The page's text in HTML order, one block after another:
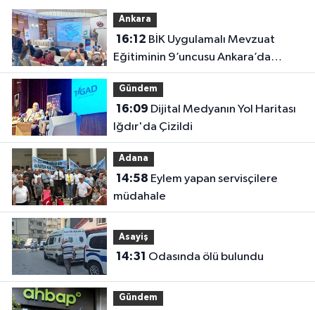
Ankara
16:12
Eğitiminin 9’uncusu Ankara’da
yapıldı
Gündem
16:09
Iğdır'da Çizildi
Adana
14:58
müdahale
Asayiş
14:31 Odasında ölü bulundu
Gündem